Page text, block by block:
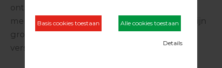
ontstaat uit wolfraam en koolstof en is een
mengkristal. Dit materiaal staat bekend om zijn
grote hardheid, en wordt dan ook gebruikt in
verspanende gereedschappen.